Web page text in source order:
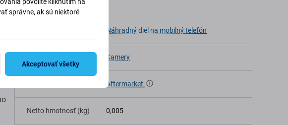
Špecifikácia
Náhradný diel na mobilný telefón
Kamery
Aftermarket
Netto hmotnosť (kg) 0,005
povolíte kliknutím na
správne, ak sú niektoré
Akceptovať všetky